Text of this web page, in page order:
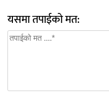
यसमा तपाईको मत: